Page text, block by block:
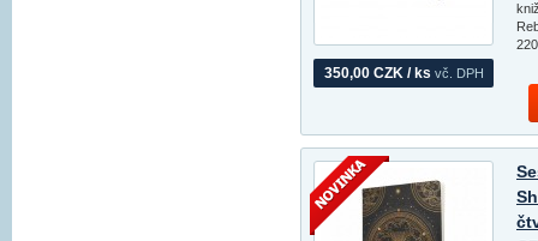
350,00 CZK / ks vč. DPH